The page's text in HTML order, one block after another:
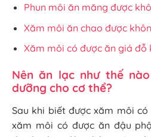
Phun môi ăn măng được
Xăm môi ăn chao được
Xăm môi có được ăn giá đỗ
Nên ăn lạc như thế
dưỡng cho cơ thể?
Sau khi biết được xăm môi
xăm môi có được ăn đậu